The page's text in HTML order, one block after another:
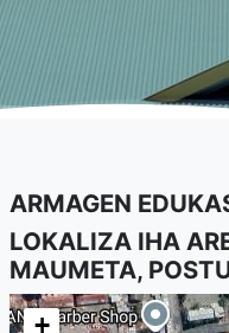
ARMAGEN
LOKALIZA IHA
MAUMETA,
+